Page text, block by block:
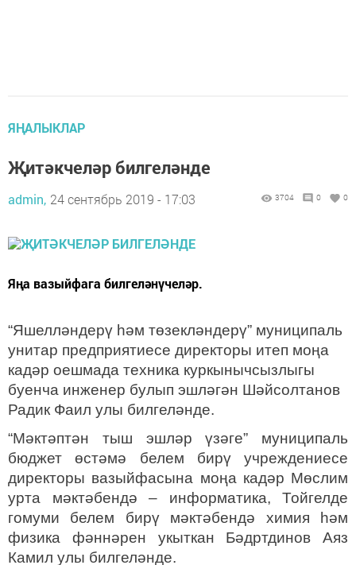
ЯҢАЛЫКЛАР
Җитәкчеләр билгеләнде
admin, 24 сентябрь 2019 - 17:03 3704 0 0
Яңа вазыйфага билгеләнүчеләр.
“Яшелләндерү һәм төзекләндерү” муниципаль
унитар предприятиесе директоры итеп моңа
кадәр оешмада техника куркынычсызлыгы
буенча инженер булып эшләгән Шәйсолтанов
Радик Фаил улы билгеләнде.
“Мәктәптән тыш эшләр үзәге” муниципаль
бюджет өстәмә белем бирү учреждениесе
директоры вазыйфасына моңа кадәр Мөслим
урта мәктәбендә – информатика, Тойгелде
гомуми белем бирү мәктәбендә химия һәм
физика фәннәрен укыткан Бәдртдинов Аяз
Камил улы билгеләнде.